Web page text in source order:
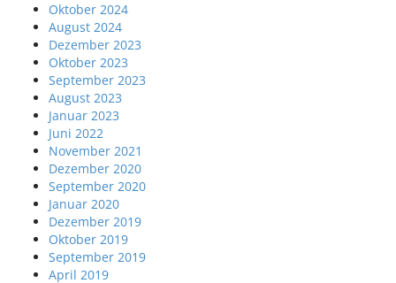
Oktober 2024
August 2024
Dezember 2023
Oktober 2023
September 2023
August 2023
Januar 2023
Juni 2022
November 2021
Dezember 2020
September 2020
Januar 2020
Dezember 2019
Oktober 2019
September 2019
April 2019